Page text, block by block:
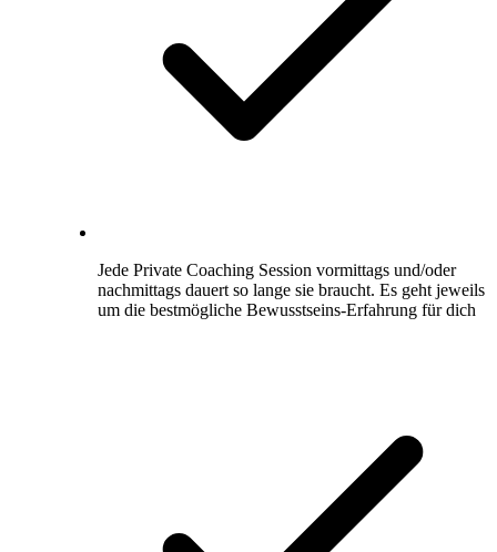
Jede Private Coaching Session vormittags und/oder
nachmittags dauert so lange sie braucht. Es geht jeweils
um die bestmögliche Bewusstseins-Erfahrung für dich